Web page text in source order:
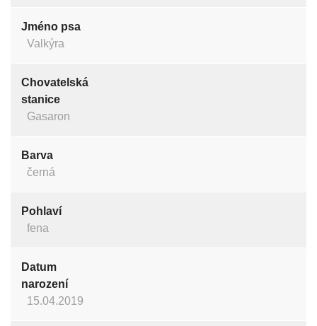
Jméno psa
Valkýra
Chovatelská
stanice
Gasaron
Barva
černá
Pohlaví
fena
Datum
narození
15.04.2019